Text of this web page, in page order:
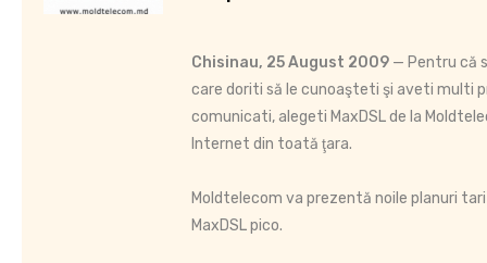
Chisinau, 25 August 2009 — Pentru că
care doriti să le cunoaşteti şi aveti multi
comunicati, alegeti MaxDSL de la
Internet din toată ţara.
Moldtelecom va prezentă noile planuri
MaxDSL pico.